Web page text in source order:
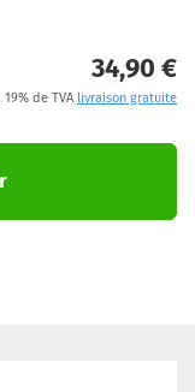
34,90 €
19% de TVA livraison gratuite